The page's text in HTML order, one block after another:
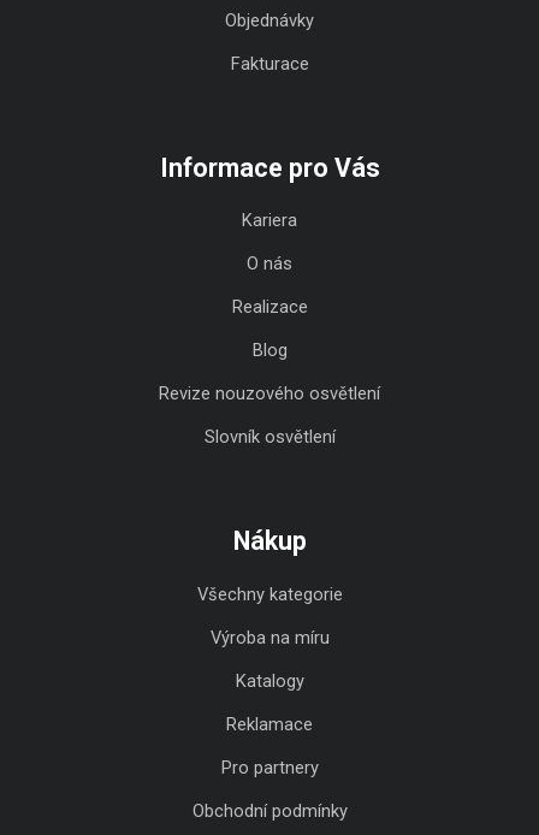
Objednávky
Fakturace
Informace pro Vás
Kariera
O nás
Realizace
Blog
Revize nouzového osvětlení
Slovník osvětlení
Nákup
Všechny kategorie
Výroba na míru
Katalogy
Reklamace
Pro partnery
Obchodní podmínky